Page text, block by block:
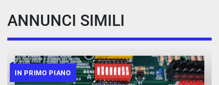
ANNUNCI SIMILI
IN PRIMO PIANO